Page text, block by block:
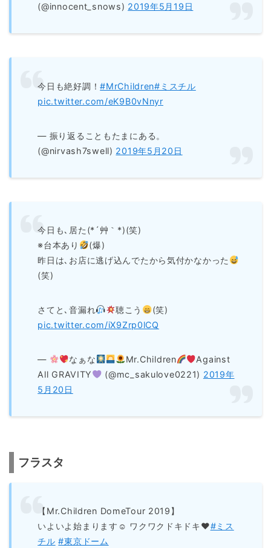
(@innocent_snows) 2019年5月19日
今日も絶好調！#MrChildren#ミスチル
pic.twitter.com/eK9B0vNnyr
— 振り返ることもたまにある。
(@nirvash7swell) 2019年5月20日
今日も､居た(*´艸｀*)(笑)
※台本あり
(爆)
昨日は､お店に逃げ込んでたから気付かなかった
(笑)
さてと､音漏れ 聴こう
(笑)
pic.twitter.com/iX9Zrp0lCQ
— なぁな Mr.Children
Against
All GRAVITY
(@mc_sakulove0221) 2019年
5月20日
フラスタ
【Mr.Children DomeTour 2019】
いよいよ始まります☺︎ ワクワクドキドキ❤︎#ミス
チル #東京ドーム